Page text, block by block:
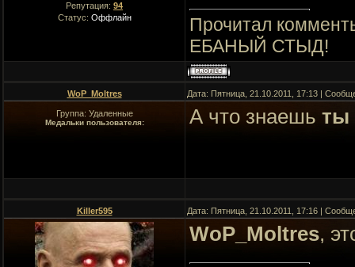
Репутация: 94
Статус: Оффлайн
Прочитал
ЕБАНЫЙ СТЫД!
WoP_Moltres Дата: Пятница, 21.10.2011, 17:13 |
Группа: Удаленные
Медальки пользователя: А что знаешь ты
Killer595 Дата: Пятница, 21.10.2011, 17:16 |
WoP_Moltres,